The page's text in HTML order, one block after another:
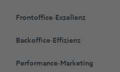
Frontoffice-Exzellenz
Backoffice-Effizienz
Performance-Marketing